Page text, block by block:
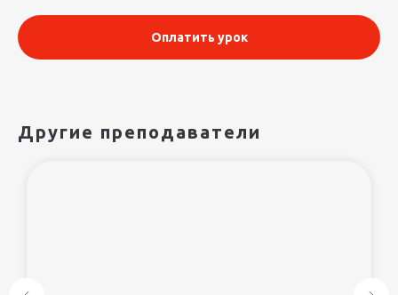
Оплатить урок
Другие преподаватели